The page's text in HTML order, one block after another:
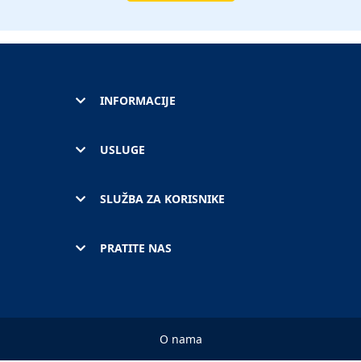
INFORMACIJE
USLUGE
SLUŽBA ZA KORISNIKE
PRATITE NAS
O nama